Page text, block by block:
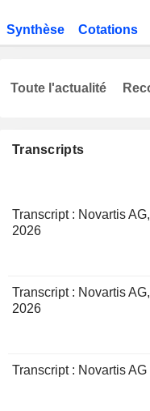
Synthèse Cotations
Transcripts
Transcript : Novartis
2026
Transcript : Novartis
2026
Transcript : Novartis
Toute l'actualité